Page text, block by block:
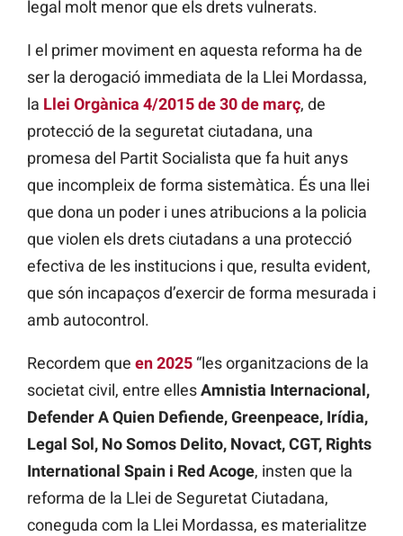
legal molt menor que els drets vulnerats.
I el primer moviment en aquesta reforma ha de
ser la derogació immediata de la Llei Mordassa,
la Llei Orgànica 4/2015 de 30 de març, de
protecció de la seguretat ciutadana, una
promesa del Partit Socialista que fa huit anys
que incompleix de forma sistemàtica. És una llei
que dona un poder i unes atribucions a la policia
que violen els drets ciutadans a una protecció
efectiva de les institucions i que, resulta evident,
que són incapaços d’exercir de forma mesurada i
amb autocontrol.
Recordem que en 2025 “les organitzacions de la
societat civil, entre ellesAmnistia Internacional,
Defender A Quien Defiende, Greenpeace, Irídia,
Legal Sol, No Somos Delito, Novact, CGT, Rights
International Spain i Red Acoge, insten que la
reforma de la Llei de Seguretat Ciutadana,
coneguda com la Llei Mordassa, es materialitze